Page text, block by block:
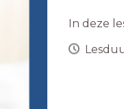
In deze